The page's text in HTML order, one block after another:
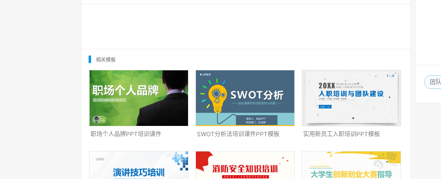
团
相关模板
职场个人品牌PPT培训课件 SWOT分析法培训课件PPT模板 实用新员工入职培训PPT模板